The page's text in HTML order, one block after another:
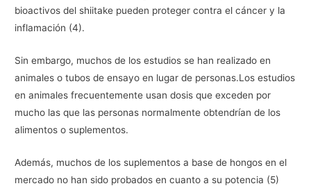
bioactivos del shiitake pueden proteger contra el cáncer y la
inflamación (4).
Sin embargo, muchos de los estudios se han realizado en
animales o tubos de ensayo en lugar de personas.Los estudios
en animales frecuentemente usan dosis que exceden por
mucho las que las personas normalmente obtendrían de los
alimentos o suplementos.
Además, muchos de los suplementos a base de hongos en el
mercado no han sido probados en cuanto a su potencia (5)